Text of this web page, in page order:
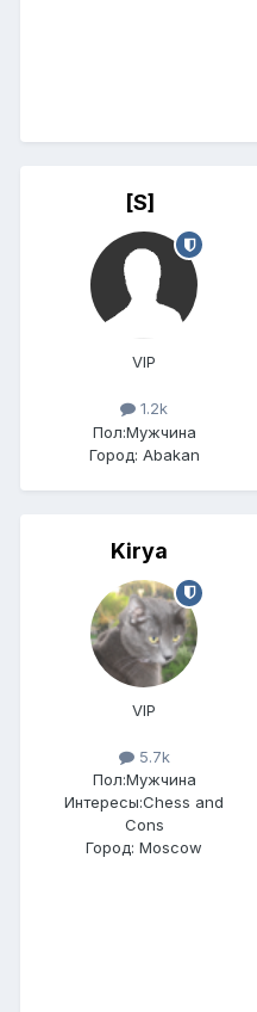
[S]
VIP
1.2k
Пол:Мужчина
Город: Abakan
Kirya
VIP
5.7k
Пол:Мужчина
Интересы:Chess and
Cons
Город: Moscow